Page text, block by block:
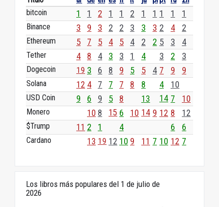
bitcoin
1 1 2 1 1 2 1 1 1 1 1
Binance 3 9 3 2 2 3 3 3 2 4 2
Ethereum 5 7 5 4 5 4 2 2 5 3 4
Tether 4 8 4 3 3 1 4 3 2 3
Dogecoin 19 3 6 8 9 5 5 4 7 9 9
Solana 12 4 7 7 7 8 8 4 10
USD Coin 9 6 9 5 8 13 14 7 10
Monero 10 8 15 6 10 14 9 12 8 12
$Trump 11 2 1 4 6 6
Cardano 13 19 12 10 9 11 7 10 12 7
Los libros más populares del 1 de julio de
2026